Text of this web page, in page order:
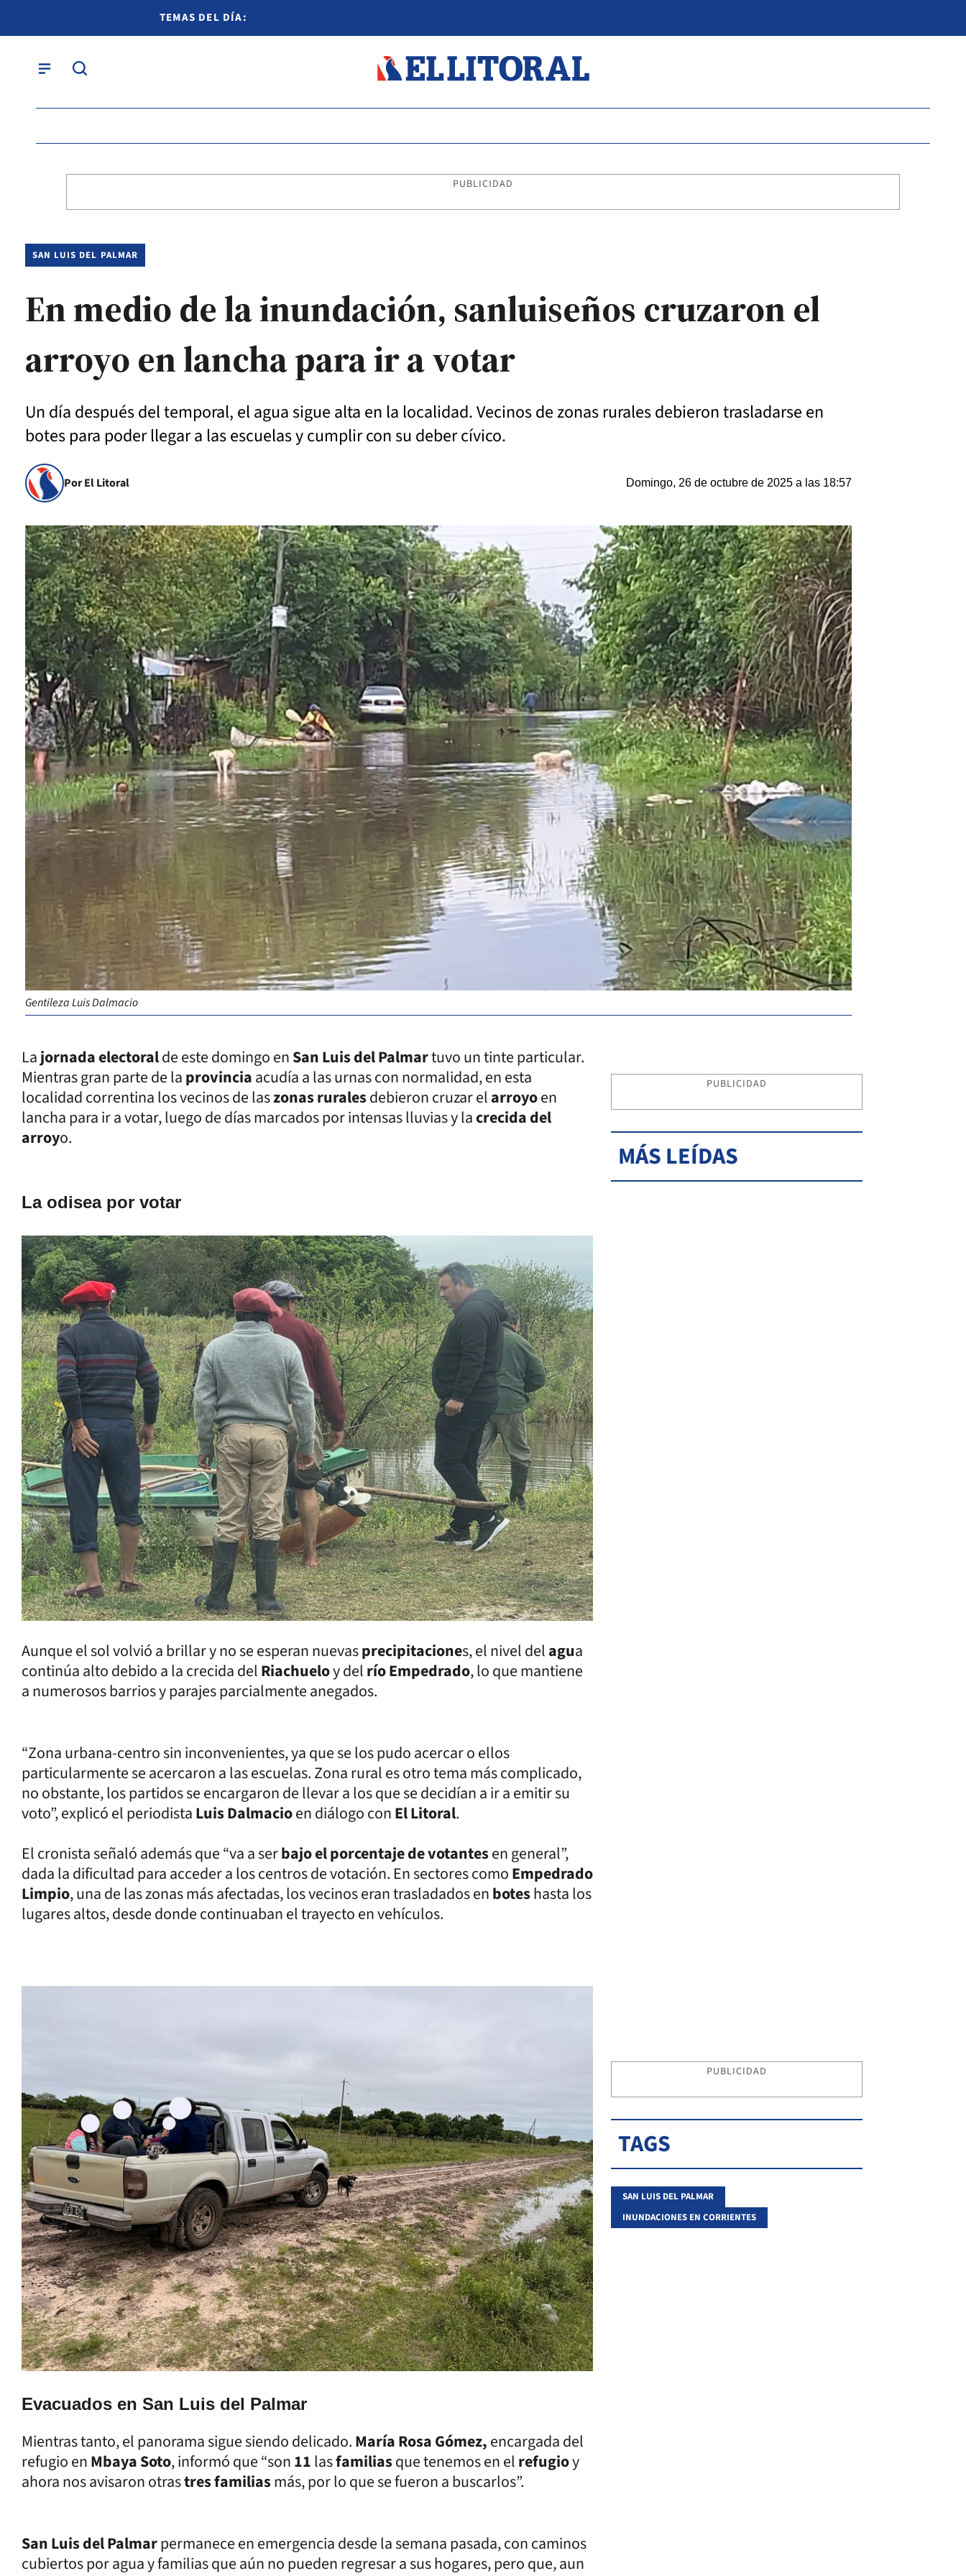
TEMAS DEL DÍA:
PUBLICIDAD
SAN LUIS DEL PALMAR
En medio de la inundación, sanluiseños cruzaron el
arroyo en lancha para ir a votar
Un día después del temporal, el agua sigue alta en la localidad. Vecinos de zonas rurales debieron trasladarse en
botes para poder llegar a las escuelas y cumplir con su deber cívico.
Por El Litoral Domingo, 26 de octubre de 2025 a las 18:57
Gentileza Luis Dalmacio
Lajornada electoralde este domingo enSan Luis del Palmartuvo un tinte particular.
Mientras gran parte de laprovinciaacudía a las urnas con normalidad, en esta
localidad correntina los vecinos de laszonas ruralesdebieron cruzar elarroyoen
lancha para ir a votar, luego de días marcados por intensas lluvias y lacrecida del
arroyo.
La odisea por votar
Aunque el sol volvió a brillar y no se esperan nuevasprecipitaciones, el nivel delagua
continúa alto debido a la crecida delRiachueloy delrío Empedrado, lo que mantiene
a numerosos barrios y parajes parcialmente anegados.
“Zona urbana-centro sin inconvenientes, ya que se los pudo acercar o ellos
particularmente se acercaron a las escuelas. Zona rural es otro tema más complicado,
no obstante, los partidos se encargaron de llevar a los que se decidían a ir a emitir su
voto”, explicó el periodistaLuis Dalmacioen diálogo conEl Litoral.
El cronista señaló además que “va a serbajo el porcentaje de votantesen general”,
dada la dificultad para acceder a los centros de votación. En sectores comoEmpedrado
Limpio, una de las zonas más afectadas, los vecinos eran trasladados enboteshasta los
lugares altos, desde donde continuaban el trayecto en vehículos.
Evacuados en San Luis del Palmar
Mientras tanto, el panorama sigue siendo delicado.María Rosa Gómez,encargada del
refugio enMbaya Soto, informó que “son11lasfamiliasque tenemos en elrefugioy
ahora nos avisaron otrastres familiasmás, por lo que se fueron a buscarlos”.
San Luis del Palmarpermanece en emergencia desde la semana pasada, con caminos
cubiertos por agua y familias que aún no pueden regresar a sus hogares, pero que, aun
PUBLICIDAD
MÁS LEÍDAS
PUBLICIDAD
TAGS
SAN LUIS DEL PALMAR
INUNDACIONES EN CORRIENTES